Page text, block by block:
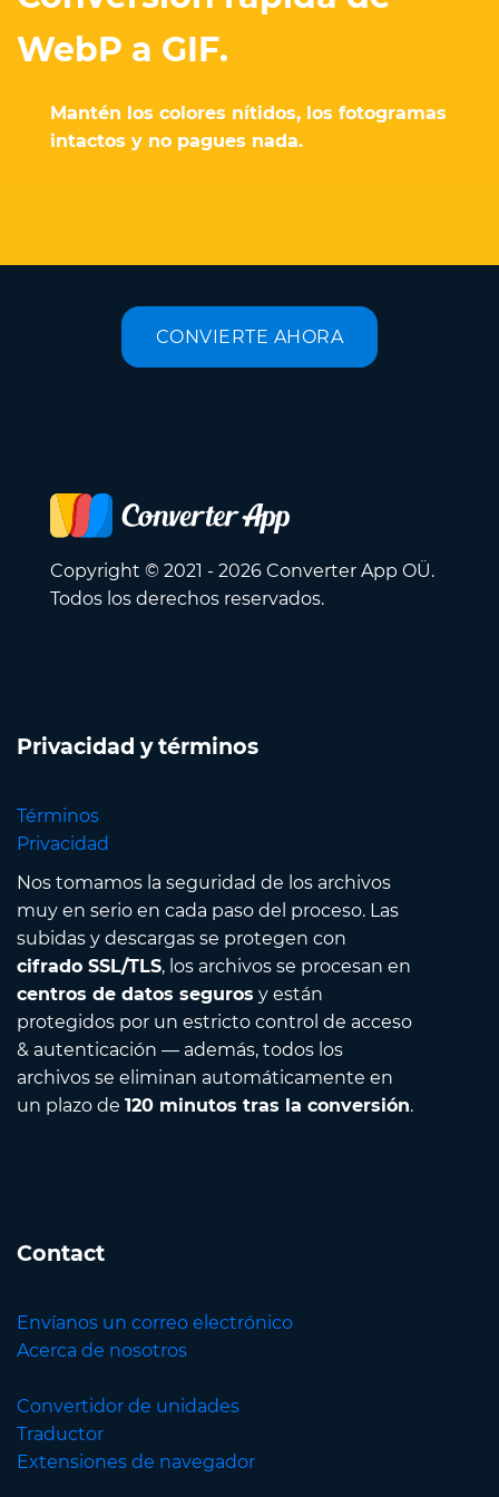
WebP a GIF.
Mantén los colores nítidos, los fotogramas
intactos y no pagues nada.
CONVIERTE AHORA
Copyright © 2021 - 2026 Converter App OÜ.
Todos los derechos reservados.
Privacidad y términos
Términos
Privacidad
Nos tomamos la seguridad de los archivos
muy en serio en cada paso del proceso. Las
subidas y descargas se protegen con
cifrado SSL/TLS, los archivos se procesan en
centros de datos seguros y están
protegidos por un estricto control de acceso
& autenticación — además, todos los
archivos se eliminan automáticamente en
un plazo de 120 minutos tras la conversión.
Contact
Envíanos un correo electrónico
Acerca de nosotros
Convertidor de unidades
Traductor
Extensiones de navegador